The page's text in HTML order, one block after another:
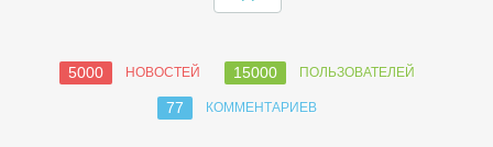
5000 НОВОСТЕЙ 15000 ПОЛЬЗОВАТЕЛЕЙ
77 КОММЕНТАРИЕВ